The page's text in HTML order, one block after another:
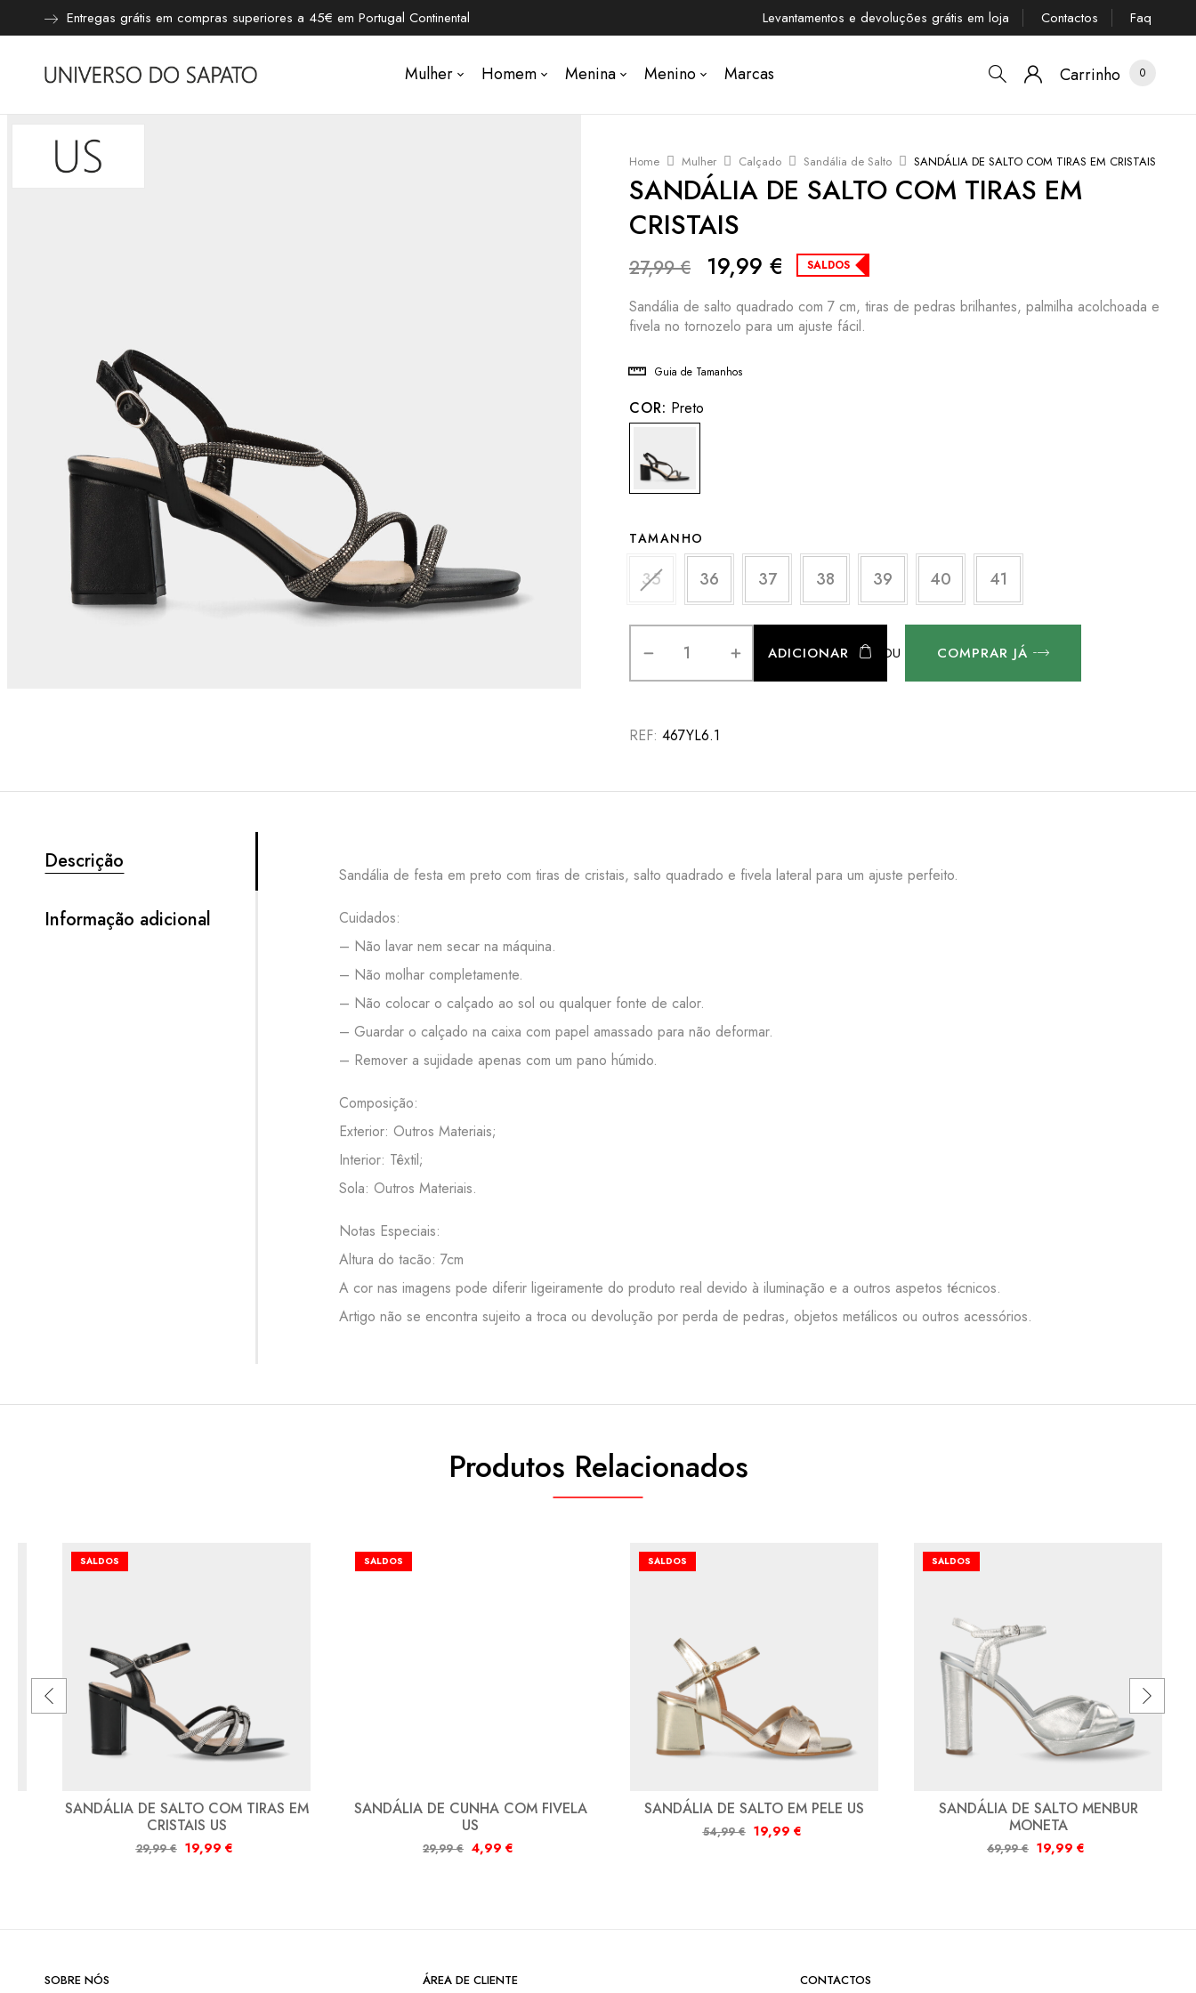
Entregas grátis em compras superiores a 45€ em Portugal Continental Levantamentos e devoluções grátis em loja Contactos Faq
Mulher Homem Menina Menino Marcas Carrinho 0
Home Mulher Calçado Sandália de Salto SANDÁLIA DE SALTO COM TIRAS EM CRISTAIS
SANDÁLIA DE SALTO COM TIRAS EM
CRISTAIS
27,99€ 19,99 € SALDOS
Sandália de salto quadrado com 7 cm, tiras de pedras brilhantes, palmilha acolchoada e
fivela no tornozelo para um ajuste fácil.
Guia de Tamanhos
COR: Preto
TAMANHO
35 36 37 38 39 40 41
ADICIONAR OU COMPRAR JÁ
REF: 467YL6.1
Descrição
Informação adicional
Sandália de festa em preto com tiras de cristais, salto quadrado e fivela lateral para um ajuste perfeito.
Cuidados:
– Não lavar nem secar na máquina.
– Não molhar completamente.
– Não colocar o calçado ao sol ou qualquer fonte de calor.
– Guardar o calçado na caixa com papel amassado para não deformar.
– Remover a sujidade apenas com um pano húmido.
Composição:
Exterior: Outros Materiais;
Interior: Têxtil;
Sola: Outros Materiais.
Notas Especiais:
Altura do tacão: 7cm
A cor nas imagens pode diferir ligeiramente do produto real devido à iluminação e a outros aspetos técnicos.
Artigo não se encontra sujeito a troca ou devolução por perda de pedras, objetos metálicos ou outros acessórios.
Produtos Relacionados
SALDOS
SANDÁLIA DE SALTO COM TIRAS EM
CRISTAIS US
29,99€ 19,99 €
SALDOS
SANDÁLIA DE CUNHA COM FIVELA
US
29,99€ 4,99 €
SALDOS
SANDÁLIA DE SALTO EM PELE US
54,99€ 19,99 €
SALDOS
SANDÁLIA DE SALTO MENBUR
MONETA
69,99€ 19,99 €
SOBRE NÓS ÁREA DE CLIENTE CONTACTOS